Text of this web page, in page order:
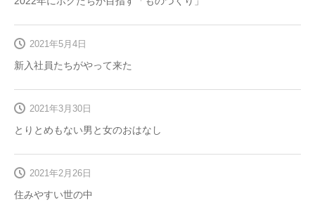
新入社員たちがやって来た
2021年5月4日
とりとめもない男と女のおはなし
2021年3月30日
住みやすい世の中
2021年2月26日